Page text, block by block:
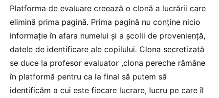
Platforma de evaluare creează o clonă a lucrării care
elimină prima pagină. Prima pagină nu conține nicio
informație în afara numelui și a școlii de proveniență,
datele de identificare ale copilului. Clona secretizată
se duce la profesor evaluator ,clona pereche rămâne
în platformă pentru ca la final să putem să
identificăm a cui este fiecare lucrare, lucru pe care îl